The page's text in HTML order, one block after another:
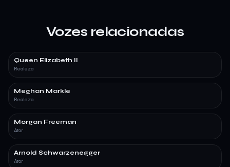
Vozes relacionadas
Queen Elizabeth II
Realeza
Meghan Markle
Realeza
Morgan Freeman
Ator
Arnold Schwarzenegger
Ator